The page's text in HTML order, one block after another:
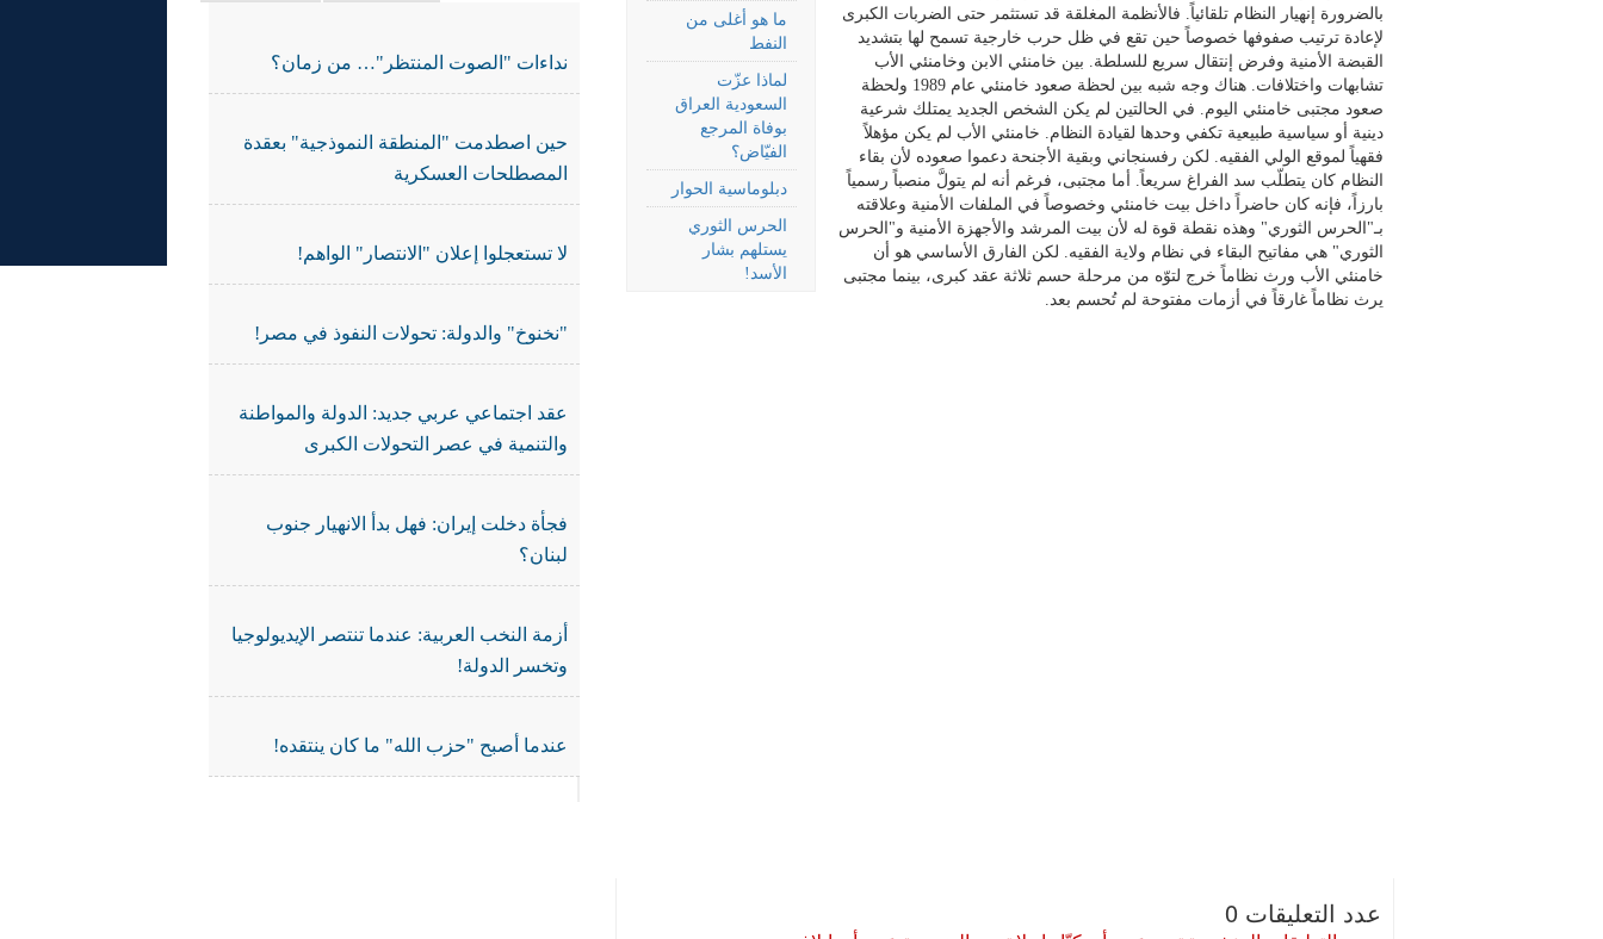
ما هو أغلى من
النفط
لماذا عزّت
السعودية العراق
بوفاة المرجع
الفيّاض؟
دبلوماسية الحوار
الحرس الثوري
يستلهم بشار
الأسد!
بالضرورة إنهيار النظام تلقائياً. فالأنظمة المغلقة قد تستثمر حتى الضربات الكبرى
لإعادة ترتيب صفوفها خصوصاً حين تقع في ظل حرب خارجية تسمح لها بتشديد
القبضة الأمنية وفرض إنتقال سريع للسلطة. بين خامنئي الابن وخامنئي الأب
تشابهات واختلافات. هناك وجه شبه بين لحظة صعود خامنئي عام 1989 ولحظة
صعود مجتبى خامنئي اليوم. في الحالتين لم يكن الشخص الجديد يمتلك شرعية
دينية أو سياسية طبيعية تكفي وحدها لقيادة النظام. خامنئي الأب لم يكن مؤهلاً
فقهياً لموقع الولي الفقيه. لكن رفسنجاني وبقية الأجنحة دعموا صعوده لأن بقاء
النظام كان يتطلّب سد الفراغ سريعاً. أما مجتبى، فرغم أنه لم يتولَّ منصباً رسمياً
بارزاً، فإنه كان حاضراً داخل بيت خامنئي وخصوصاً في الملفات الأمنية وعلاقته
بـ"الحرس الثوري" وهذه نقطة قوة له لأن بيت المرشد والأجهزة الأمنية و"الحرس
الثوري" هي مفاتيح البقاء في نظام ولاية الفقيه. لكن الفارق الأساسي هو أن
خامنئي الأب ورث نظاماً خرج لتوّه من مرحلة حسم ثلاثة عقد كبرى، بينما مجتبى
يرث نظاماً غارقاً في أزمات مفتوحة لم تُحسم بعد.
عدد التعليقات 0
نداءات "الصوت المنتظر"… من زمان؟
حين اصطدمت "المنطقة النموذجية" بعقدة
المصطلحات العسكرية
لا تستعجلوا إعلان "الانتصار" الواهم!
"نخنوخ" والدولة: تحولات النفوذ في مصر!
عقد اجتماعي عربي جديد: الدولة والمواطنة
والتنمية في عصر التحولات الكبرى
فجأة دخلت إيران: فهل بدأ الانهيار جنوب
لبنان؟
أزمة النخب العربية: عندما تنتصر الإيديولوجيا
وتخسر الدولة!
عندما أصبح "حزب الله" ما كان ينتقده!